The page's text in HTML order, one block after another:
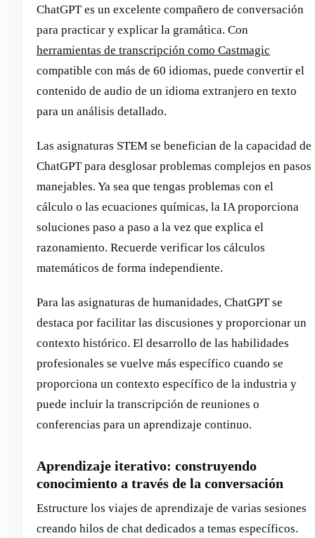
ChatGPT es un excelente compañero de conversación
para practicar y explicar la gramática. Con
herramientas de transcripción como Castmagic
compatible con más de 60 idiomas, puede convertir el
contenido de audio de un idioma extranjero en texto
para un análisis detallado.
Las asignaturas STEM se benefician de la capacidad de
ChatGPT para desglosar problemas complejos en pasos
manejables. Ya sea que tengas problemas con el
cálculo o las ecuaciones químicas, la IA proporciona
soluciones paso a paso a la vez que explica el
razonamiento. Recuerde verificar los cálculos
matemáticos de forma independiente.
Para las asignaturas de humanidades, ChatGPT se
destaca por facilitar las discusiones y proporcionar un
contexto histórico. El desarrollo de las habilidades
profesionales se vuelve más específico cuando se
proporciona un contexto específico de la industria y
puede incluir la transcripción de reuniones o
conferencias para un aprendizaje continuo.
Aprendizaje iterativo: construyendo
conocimiento a través de la conversación
Estructure los viajes de aprendizaje de varias sesiones
creando hilos de chat dedicados a temas específicos.